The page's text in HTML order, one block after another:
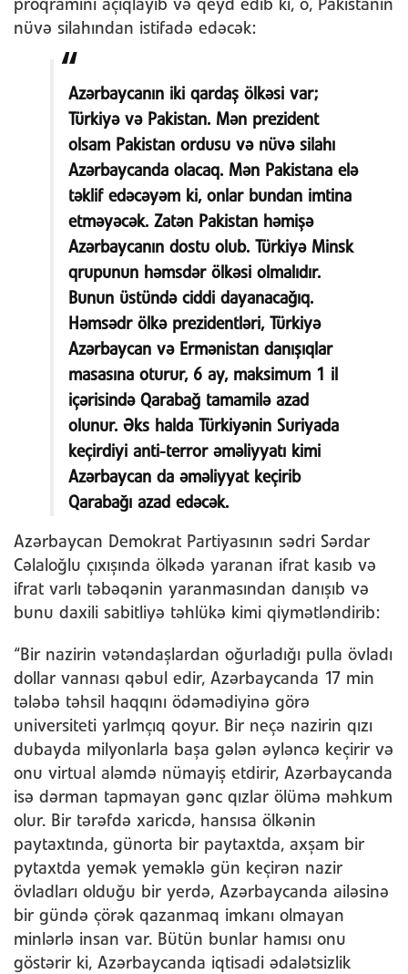
proqramını açıqlayıb və qeyd edib ki, o, Pakistanın
nüvə silahından istifadə edəcək:
Azərbaycanın iki qardaş ölkəsi var;
Türkiyə və Pakistan. Mən prezident
olsam Pakistan ordusu və nüvə silahı
Azərbaycanda olacaq. Mən Pakistana elə
təklif edəcəyəm ki, onlar bundan imtina
etməyəcək. Zatən Pakistan həmişə
Azərbaycanın dostu olub. Türkiyə Minsk
qrupunun həmsdər ölkəsi olmalıdır.
Bunun üstündə ciddi dayanacağıq.
Həmsədr ölkə prezidentləri, Türkiyə
Azərbaycan və Ermənistan danışıqlar
masasına oturur, 6 ay, maksimum 1 il
içərisində Qarabağ tamamilə azad
olunur. Əks halda Türkiyənin Suriyada
keçirdiyi anti-terror əməliyyatı kimi
Azərbaycan da əməliyyat keçirib
Qarabağı azad edəcək.
Azərbaycan Demokrat Partiyasının sədri Sərdar
Cəlaloğlu çıxışında ölkədə yaranan ifrat kasıb və
ifrat varlı təbəqənin yaranmasından danışıb və
bunu daxili sabitliyə təhlükə kimi qiymətləndirib:
“Bir nazirin vətəndaşlardan oğurladığı pulla övladı
dollar vannası qəbul edir, Azərbaycanda 17 min
tələbə təhsil haqqını ödəmədiyinə görə
universiteti yarlmçıq qoyur. Bir neçə nazirin qızı
dubayda milyonlarla başa gələn əyləncə keçirir və
onu virtual aləmdə nümayiş etdirir, Azərbaycanda
isə dərman tapmayan gənc qızlar ölümə məhkum
olur. Bir tərəfdə xaricdə, hansısa ölkənin
paytaxtında, günorta bir paytaxtda, axşam bir
pytaxtda yemək yeməklə gün keçirən nazir
övladları olduğu bir yerdə, Azərbaycanda ailəsinə
bir gündə çörək qazanmaq imkanı olmayan
minlərlə insan var. Bütün bunlar hamısı onu
göstərir ki, Azərbaycanda iqtisadi ədalətsizlik